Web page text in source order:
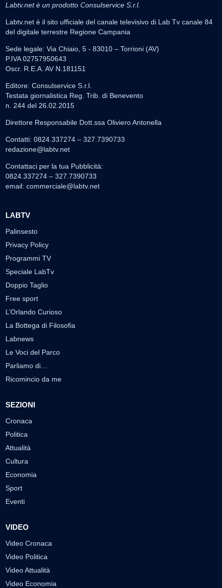
Labtv.net è un prodotto Consulservice S.r.l.
Labtv.net è il sito ufficiale del canale televisivo di Lab Tv canale 84
del digitale terrestre Regione Campania
Sede legale: Via Chiaio, 5 - 83010 – Torrioni (AV)
P.IVA 02757950643
Oscr. R.E.A. AV N.181151
Editore: Consulservice S.r.l.
Testata giornalistica Reg. Trib. di Benevento
n. 244 del 26.02.2015
Direttore Responsabile Dott.ssa Oliviero Antonella
Contatti: 0824.337274 – 327.7390733
redazione@labtv.net
Contattaci per la tua Pubblicità:
0824.337274 – 327.7390733
email: commerciale@labtv.net
LABTV
Palinsesto
Privacy Policy
Programmi TV
Speciale LabTv
Doppio Taglio
Free sport
L’Orlando Curioso
La Bottega di Filosofia
Labnews
Le Voci del Parco
Parliamo di…
Ricomincio da me
SEZIONI
Cronaca
Politica
Attualità
Cultura
Economia
Sport
Eventi
VIDEO
Video Cronaca
Video Politica
Video Attualità
Video Economia